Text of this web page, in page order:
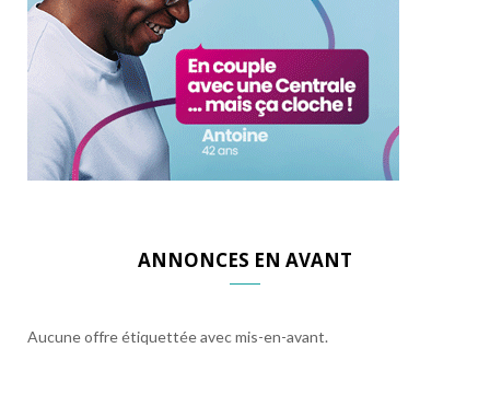
ANNONCES EN AVANT
Aucune offre étiquettée avec mis-en-avant.